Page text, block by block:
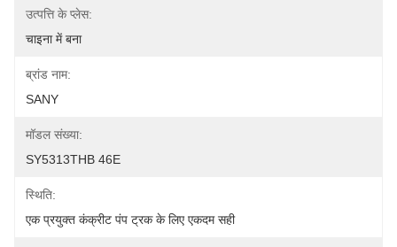
उत्पत्ति के प्लेस:
चाइना में बना
ब्रांड नाम:
SANY
मॉडल संख्या:
SY5313THB 46E
स्थिति:
एक प्रयुक्त कंक्रीट पंप ट्रक के लिए एकदम सही